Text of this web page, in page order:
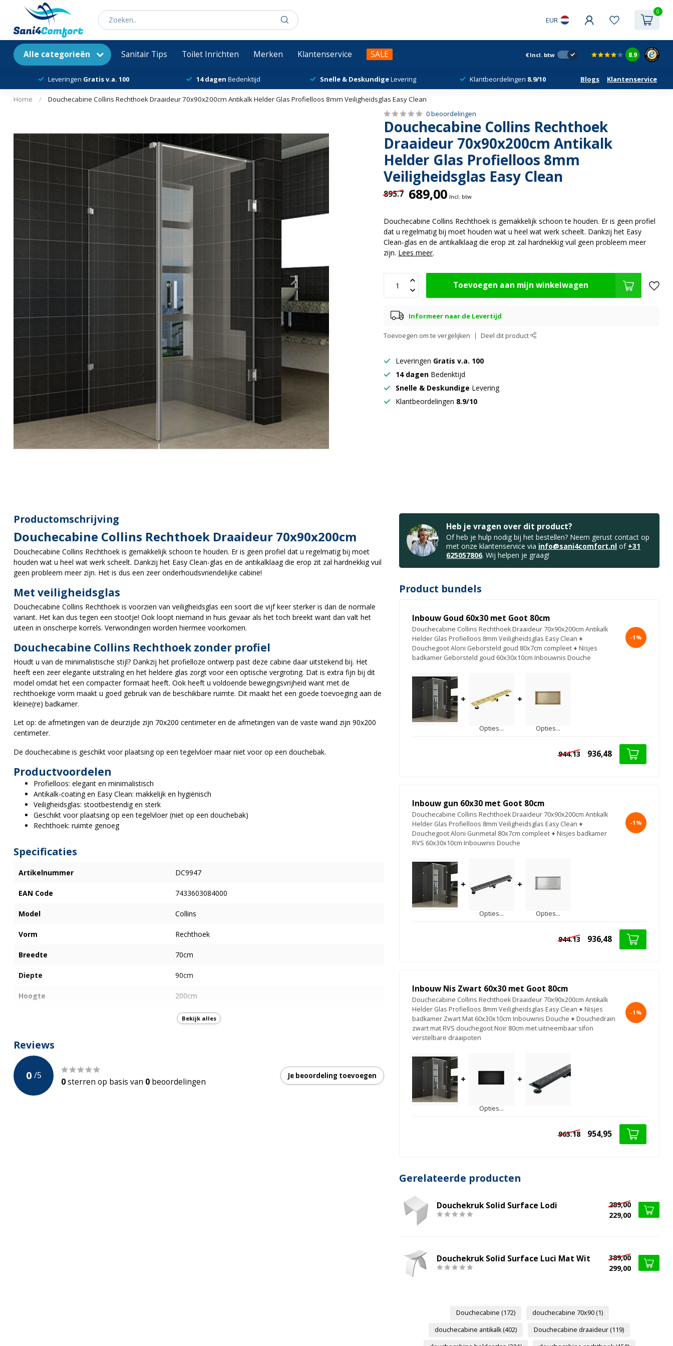
EUR
0
Alle categorieën Sanitair Tips Toilet Inrichten Merken Klantenservice SALE € Incl. btw 8.9
Leveringen Gratis v.a. 100 14 dagen Bedenktijd Snelle & DeskundigeLevering Klantbeordelingen 8.9/10 Blogs Klantenservice
Home / Douchecabine Collins Rechthoek Draaideur 70x90x200cm Antikalk Helder Glas Profielloos 8mm Veiligheidsglas Easy Clean
0 beoordelingen
Douchecabine Collins Rechthoek
Draaideur 70x90x200cm Antikalk
Helder Glas Profielloos 8mm
Veiligheidsglas Easy Clean
895.7 689,00 Incl. btw
Douchecabine Collins Rechthoek is gemakkelijk schoon te houden. Er is geen profiel
dat u regelmatig bij moet houden wat u heel wat werk scheelt. Dankzij het Easy
Clean-glas en de antikalklaag die erop zit zal hardnekkig vuil geen probleem meer
zijn. Lees meer.
Toevoegen aan mijn winkelwagen
Informeer naar de Levertijd
Toevoegen om te vergelijken Deel dit product
Leveringen Gratis v.a. 100
14 dagen Bedenktijd
Snelle & Deskundige Levering
Klantbeordelingen 8.9/10
Productomschrijving
Douchecabine Collins Rechthoek Draaideur 70x90x200cm
Douchecabine Collins Rechthoek is gemakkelijk schoon te houden. Er is geen profiel dat u regelmatig bij moet
houden wat u heel wat werk scheelt. Dankzij het Easy Clean-glas en de antikalklaag die erop zit zal hardnekkig vuil
geen probleem meer zijn. Het is dus een zeer onderhoudsvriendelijke cabine!
Met veiligheidsglas
Douchecabine Collins Rechthoek is voorzien van veiligheidsglas een soort die vijf keer sterker is dan de normale
variant. Het kan dus tegen een stootje! Ook loopt niemand in huis gevaar als het toch breekt want dan valt het
uiteen in onscherpe korrels. Verwondingen worden hiermee voorkomen.
Douchecabine Collins Rechthoek zonder profiel
Houdt u van de minimalistische stijl? Dankzij het profielloze ontwerp past deze cabine daar uitstekend bij. Het
heeft een zeer elegante uitstraling en het heldere glas zorgt voor een optische vergroting. Dat is extra fijn bij dit
model omdat het een compacter formaat heeft. Ook heeft u voldoende bewegingsvrijheid want met de
rechthoekige vorm maakt u goed gebruik van de beschikbare ruimte. Dit maakt het een goede toevoeging aan de
kleine(re) badkamer.
Let op: de afmetingen van de deurzijde zijn 70x200 centimeter en de afmetingen van de vaste wand zijn 90x200
centimeter.
De douchecabine is geschikt voor plaatsing op een tegelvloer maar niet voor op een douchebak.
Productvoordelen
Profielloos: elegant en minimalistisch
Antikalk-coating en Easy Clean: makkelijk en hygiënisch
Veiligheidsglas: stootbestendig en sterk
Geschikt voor plaatsing op een tegelvloer (niet op een douchebak)
Rechthoek: ruimte genoeg
Specificaties
Artikelnummer DC9947
EAN Code 7433603084000
Model Collins
Vorm Rechthoek
Breedte 70cm
Diepte 90cm
Hoogte 200cm
Draaideur
Openingswijze deur
Afwerking Glas Helder Glas
Dikte glas
Bekijk alles
Reviews
0 /5
0sterren op basis van 0 beoordelingen
Je beoordeling toevoegen
Heb je vragen over dit product?
Of heb je hulp nodig bij het bestellen? Neem gerust contact op
met onze klantenservice via info@sani4comfort.nl of +31
625057806. Wij helpen je graag!
Product bundels
Inbouw Goud 60x30 met Goot 80cm
Douchecabine Collins Rechthoek Draaideur 70x90x200cm Antikalk
Helder Glas Profielloos 8mm Veiligheidsglas Easy Clean +
Douchegoot Aloni Geborsteld goud 80x7cm compleet + Nisjes
badkamer Geborsteld goud 60x30x10cm Inbouwnis Douche
-1%
+
Opties...
+
Opties...
944.13 936,48
Inbouw gun 60x30 met Goot 80cm
Douchecabine Collins Rechthoek Draaideur 70x90x200cm Antikalk
Helder Glas Profielloos 8mm Veiligheidsglas Easy Clean +
Douchegoot Aloni Gunmetal 80x7cm compleet + Nisjes badkamer
RVS 60x30x10cm Inbouwnis Douche
-1%
+
Opties...
+
Opties...
944.13 936,48
Inbouw Nis Zwart 60x30 met Goot 80cm
Douchecabine Collins Rechthoek Draaideur 70x90x200cm Antikalk
Helder Glas Profielloos 8mm Veiligheidsglas Easy Clean + Nisjes
badkamer Zwart Mat 60x30x10cm Inbouwnis Douche + Douchedrain
zwart mat RVS douchegoot Noir 80cm met uitneembaar sifon
verstelbare draaipoten
-1%
+
Opties...
+
963.18 954,95
Gerelateerde producten
Douchekruk Solid Surface Lodi
289,00
229,00
Douchekruk Solid Surface Luci Mat Wit
389,00
299,00
Douchecabine (172) douchecabine 70x90(1)
douchecabine antikalk(402) Douchecabine draaideur(119)